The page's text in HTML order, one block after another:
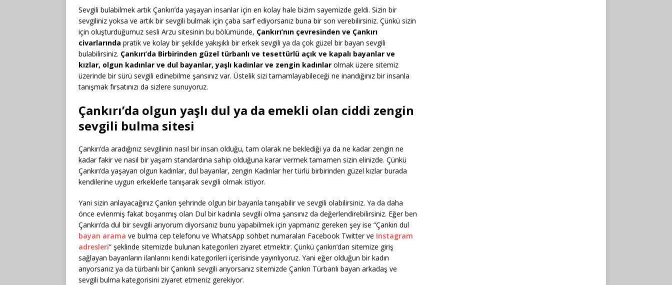
Sevgili bulabilmek artık Çankırı’da yaşayan insanlar için en kolay hale bizim sayemizde geldi. Sizin bir
sevgiliniz yoksa ve artık bir sevgili bulmak için çaba sarf ediyorsanız buna bir son verebilirsiniz. Çünkü sizin
için oluşturduğumuz sesli Arzu sitesinin bu bölümünde, Çankırı’nın çevresinden ve Çankırı
civarlarında pratik ve kolay bir şekilde yakışıklı bir erkek sevgili ya da çok güzel bir bayan sevgili
bulabilirsiniz. Çankırı’da Birbirinden güzel türbanlı ve tesettürlü açık ve kapalı bayanlar ve
kızlar, olgun kadınlar ve dul bayanlar, yaşlı kadınlar ve zengin kadınlar olmak üzere sitemiz
üzerinde bir sürü sevgili edinebilme şansınız var. Üstelik sizi tamamlayabileceği ne inandığınız bir insanla
tanışmak fırsatınızı da sizlere sunuyoruz.
Çankırı’da olgun yaşlı dul ya da emekli olan ciddi zengin
sevgili bulma sitesi
Çankırı’da aradığınız sevgilinin nasıl bir insan olduğu, tam olarak ne beklediği ya da ne kadar zengin ne
kadar fakir ve nasıl bir yaşam standardına sahip olduğuna karar vermek tamamen sizin elinizde. Çünkü
Çankırı’da yaşayan olgun kadınlar, dul bayanlar, zengin Kadınlar her türlü birbirinden güzel kızlar burada
kendilerine uygun erkeklerle tanışarak sevgili olmak istiyor.
Yani sizin anlayacağınız Çankırı şehrinde olgun bir bayanla tanışabilir ve sevgili olabilirsiniz. Ya da daha
önce evlenmiş fakat boşanmış olan Dul bir kadınla sevgili olma şansınız da değerlendirebilirsiniz. Eğer ben
Çankırı’da dul bir sevgili arıyorum diyorsanız bunu yapabilmek için yapmanız gereken şey ise “Çankırı dul
bayan arama ve bulma cep telefonu ve WhatsApp sohbet numaraları Facebook Twitter ve Instagram
adresleri” şeklinde sitemizde bulunan kategorileri ziyaret etmektir. Çünkü çankırı’dan sitemize giriş
sağlayan bayanların ilanlarını kendi kategorileri içerisinde yayınlıyoruz. Yani eğer olduğun bir kadın
arıyorsanız ya da türbanlı bir Çankırılı sevgili arıyorsanız sitemizde Çankırı Türbanlı bayan arkadaş ve
sevgili bulma kategorisini ziyaret etmeniz gerekiyor.